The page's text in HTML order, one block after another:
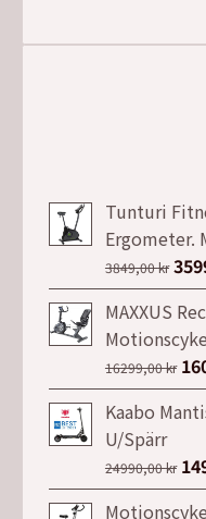
Tunturi
Ergometer.
3849,00kr Det
var:
MAXXUS
16299,00kr
Kaabo
U/Spärr
24990,00kr